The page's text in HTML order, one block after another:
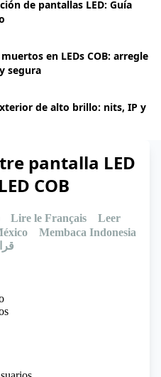
de pantallas LED: Guía
en LEDs COB: arregle
segura
de alto brillo: nits, IP y
pantalla LED
COB
Lire le Français
Leer
Membaca Indonesia